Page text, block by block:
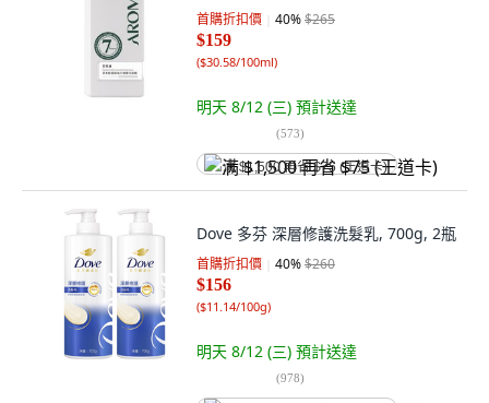
首購折扣價 40%$265
$159
($30.58/100ml)
明天 8/12 (三) 預計送達
(573)
满 $1,500 再省 $75 (王道卡)
Dove 多芬 深層修護洗髮乳, 700g, 2瓶
首購折扣價 40%$260
$156
($11.14/100g)
明天 8/12 (三) 預計送達
(978)